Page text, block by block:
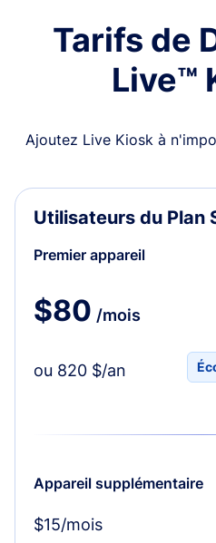
Tarifs de
Live™
Ajoutez Live Kiosk à
Utilisateurs du Plan
Premier appareil
$80 /mois
ou 820 $/an
Appareil supplémentaire
$15/mois